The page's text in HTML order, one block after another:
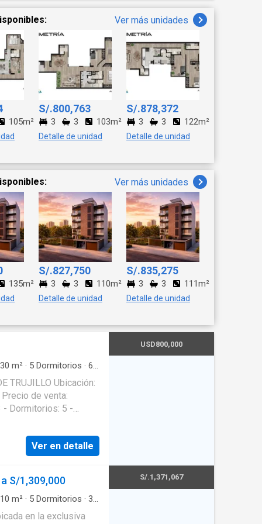
Ver más unidades
105m²
S/.800,763
3 3 103m²
Detalle de unidad
S/.878,372
3 3 122m²
Detalle de unidad
Ver más unidades
135m²
S/.827,750
3 3 110m²
Detalle de unidad
S/.835,275
3 3 111m²
Detalle de unidad
m² · 5 Dormitorios · 6
TRUJILLO Ubicación:
de venta:
- Dormitorios: 5 -
de diario - Cocina con
Ático con múltiples
elegante -
Distribución Primer
- Sala y comedor
acabados modernos -
Ver en detalle
USD800,000
S/1,309,000
m² · 5 Dormitorios · 3
en la exclusiva
S/.1,371,067